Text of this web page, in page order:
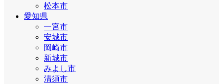
松本市
愛知県
一宮市
安城市
岡崎市
新城市
みよし市
清須市